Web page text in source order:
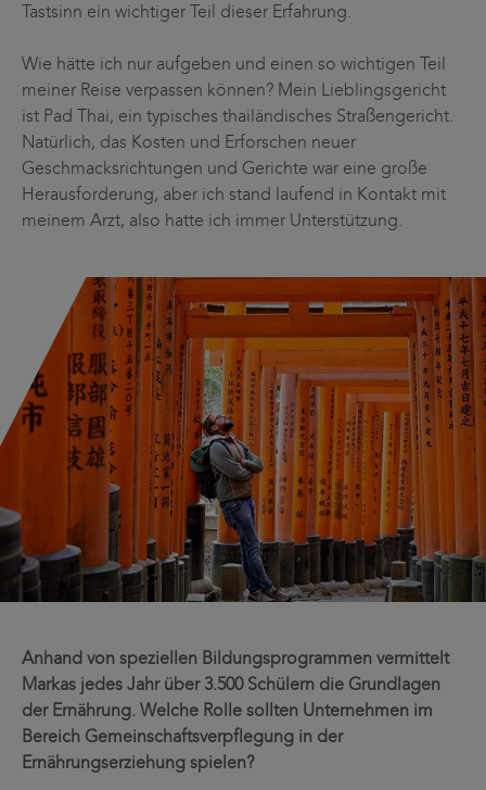
Tastsinn ein wichtiger Teil dieser Erfahrung.
Wie hätte ich nur aufgeben und einen so wichtigen Teil
meiner Reise verpassen können? Mein Lieblingsgericht
ist Pad Thai, ein typisches thailändisches Straßengericht.
Natürlich, das Kosten und Erforschen neuer
Geschmacksrichtungen und Gerichte war eine große
Herausforderung, aber ich stand laufend in Kontakt mit
meinem Arzt, also hatte ich immer Unterstützung.
Anhand von speziellen Bildungsprogrammen vermittelt
Markas jedes Jahr über 3.500 Schülern die Grundlagen
der Ernährung. Welche Rolle sollten Unternehmen im
Bereich Gemeinschaftsverpflegung in der
Ernährungserziehung spielen?